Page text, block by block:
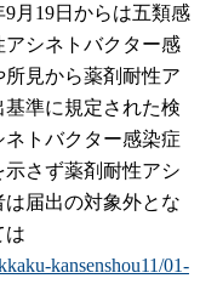
月19日からは五類感
シネトバクター感
見から薬剤耐性ア
準に規定された検
トバクター感染症
さず薬剤耐性アシ
届出の対象外とな
は
kansenshou11/01-